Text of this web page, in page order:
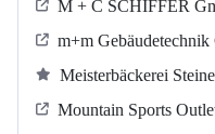
M + C SCHIFFER
m+m Gebäudetechnik
Meisterbäckerei
Mountain Sports